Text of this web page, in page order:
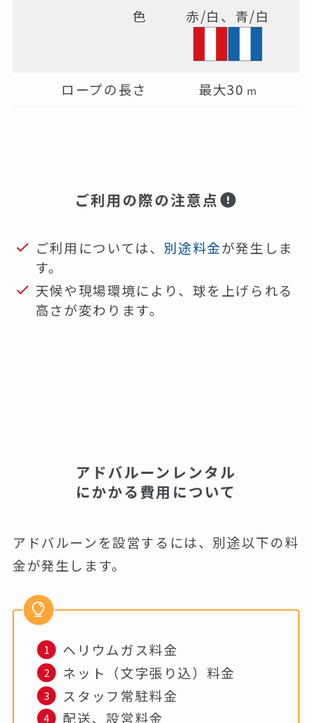
色 赤/白、青/白
ロープの長さ 最大30 m
ご利用の際の注意点
ご利用については、 別途料金が発生しま
す。
天候や現場環境により、球を上げられる
高さが変わります。
アドバルーンレンタル
にかかる費用について
アドバルーンを設営するには、別途以下の料
金が発生します。
ヘリウムガス料金
ネット（文字張り込）料金
スタッフ常駐料金
配送、設営料金